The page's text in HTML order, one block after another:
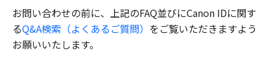
お問い合わせの前に、上記のFAQ並びにCanon IDに関す
るQ&A検索（よくあるご質問） をご覧いただきますよう
お願いいたします。